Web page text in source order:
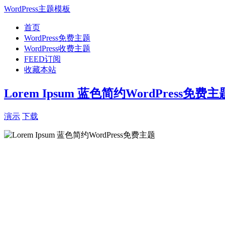
WordPress主题模板
首页
WordPress免费主题
WordPress收费主题
FEED订阅
收藏本站
Lorem Ipsum 蓝色简约WordPress免费主
演示 下载